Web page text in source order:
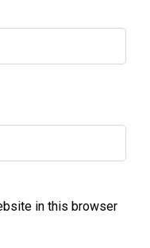
in this browser